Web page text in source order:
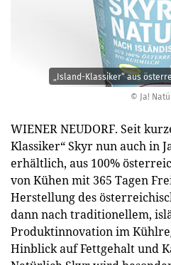
© Ja!
„Island-Klassiker“ aus
WIENER NEUDORF. Seit
Klassiker“ Skyr nun auch in
erhältlich, aus 100%
von Kühen mit 365 Tagen
Herstellung des
dann nach traditionellem,
Produktinnovation im
Hinblick auf Fettgehalt und